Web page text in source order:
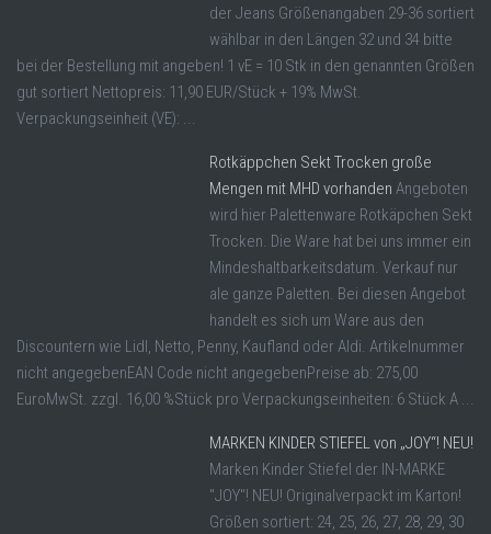
der Jeans Größenangaben 29-36 sortiert
wählbar in den Längen 32 und 34 bitte
bei der Bestellung mit angeben! 1 vE = 10 Stk in den genannten Größen
gut sortiert Nettopreis: 11,90 EUR/Stück + 19% MwSt.
Verpackungseinheit (VE): ...
Rotkäppchen Sekt Trocken große
Mengen mit MHD vorhanden Angeboten
wird hier Palettenware Rotkäpchen Sekt
Trocken. Die Ware hat bei uns immer ein
Mindeshaltbarkeitsdatum. Verkauf nur
ale ganze Paletten. Bei diesen Angebot
handelt es sich um Ware aus den
Discountern wie Lidl, Netto, Penny, Kaufland oder Aldi. Artikelnummer
nicht angegebenEAN Code nicht angegebenPreise ab: 275,00
EuroMwSt. zzgl. 16,00 %Stück pro Verpackungseinheiten: 6 Stück A ...
MARKEN KINDER STIEFEL von „JOY“! NEU!
Marken Kinder Stiefel der IN-MARKE
"JOY"! NEU! Originalverpackt im Karton!
Größen sortiert: 24, 25, 26, 27, 28, 29, 30